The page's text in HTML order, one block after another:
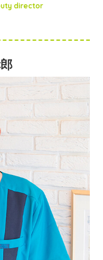
director